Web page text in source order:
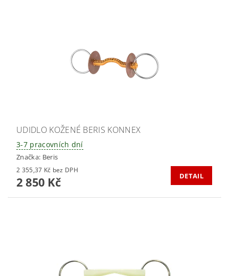
UDIDLO KOŽENÉ BERIS KONNEX
3-7 pracovních dní
Značka: Beris
2 355,37 Kč bez DPH
2 850 Kč DETAIL